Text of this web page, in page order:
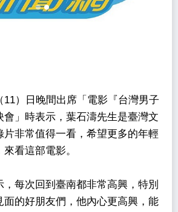
11）日晚間出席「電影『台灣男子
會」時表示，葉石濤先生是臺灣文
片非常值得一看，希望更多的年輕
來看這部電影。
，每次回到臺南都非常高興，特別
面的好朋友們，他內心更高興，能